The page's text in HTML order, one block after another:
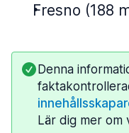
Fresno (188
Denna
Lär dig mer om